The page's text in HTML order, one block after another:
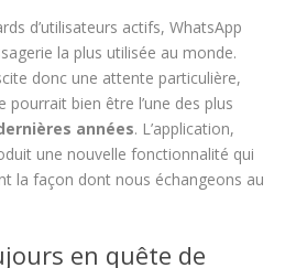
d’utilisateurs actifs, WhatsApp
la plus utilisée au monde.
donc une attente particulière,
pourrait bien être l’une des plus
années. L’application,
une nouvelle fonctionnalité qui
la façon dont nous échangeons au
en quête de